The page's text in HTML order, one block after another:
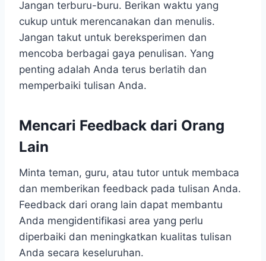
Jangan terburu-buru. Berikan waktu yang
cukup untuk merencanakan dan menulis.
Jangan takut untuk bereksperimen dan
mencoba berbagai gaya penulisan. Yang
penting adalah Anda terus berlatih dan
memperbaiki tulisan Anda.
Mencari Feedback dari Orang
Lain
Minta teman, guru, atau tutor untuk membaca
dan memberikan feedback pada tulisan Anda.
Feedback dari orang lain dapat membantu
Anda mengidentifikasi area yang perlu
diperbaiki dan meningkatkan kualitas tulisan
Anda secara keseluruhan.